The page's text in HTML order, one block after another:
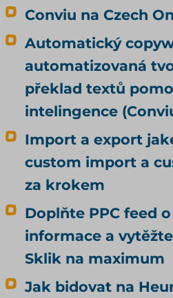
Conviu na Czech
Automatický
automatizovaná
překlad textů
intelingence
Import a export
custom import a
za krokem
Doplňte PPC feed
informace a
Sklik na maximum
Jak bidovat na